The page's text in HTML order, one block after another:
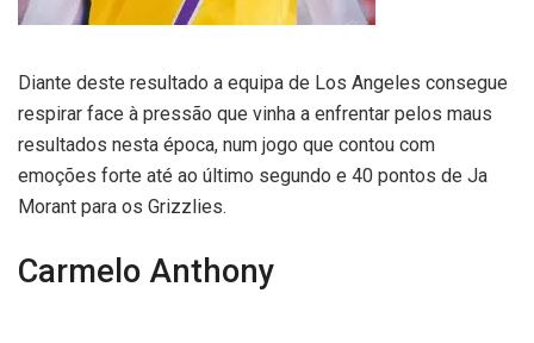
Diante deste resultado a equipa de Los Angeles consegue
respirar face à pressão que vinha a enfrentar pelos maus
resultados nesta época, num jogo que contou com
emoções forte até ao último segundo e 40 pontos de Ja
Morant para os Grizzlies.
Carmelo Anthony